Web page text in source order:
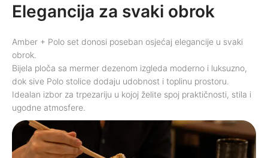
Elegancija za svaki obrok
Amber + Polo set donosi poseban osjećaj elegancije u svaki
obrok.
Bijela ploča sa mermer dezenom izgleda moderno i luksuzno,
dok sive Polo stolice dodaju udobnost i toplinu prostoru.
Idealan izbor za trpezariju u kojoj želite spoj praktičnosti, stila i
ugodne atmosfere.